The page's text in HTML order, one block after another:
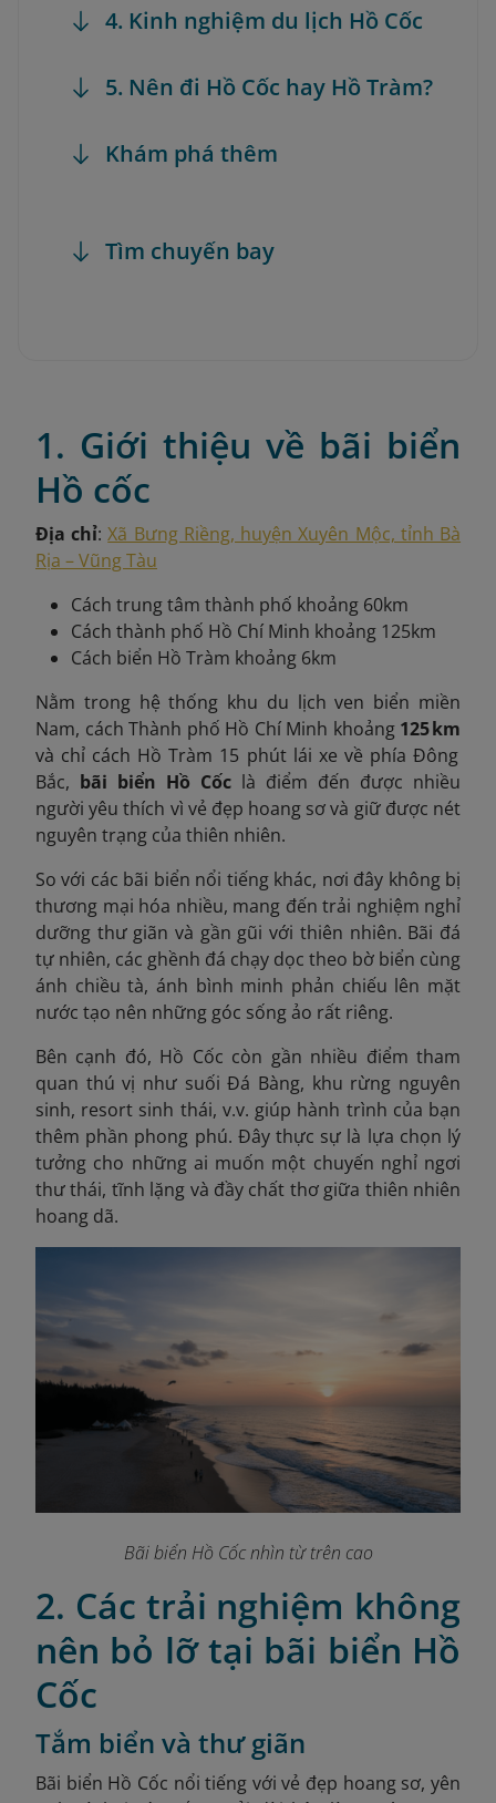
4. Kinh nghiệm du lịch Hồ Cốc
5. Nên đi Hồ Cốc hay Hồ Tràm?
Khám phá thêm
Tìm chuyến bay
1. Giới thiệu về bãi biển
Hồ cốc
Địa chỉ:Xã Bưng Riềng, huyện Xuyên Mộc, tỉnh Bà
Rịa – Vũng Tàu
Cách trung tâm thành phố khoảng 60km
Cách thành phố Hồ Chí Minh khoảng 125km
Cách biển Hồ Tràm khoảng 6km
Nằm trong hệ thống khu du lịch ven biển miền
Nam, cách Thành phố Hồ Chí Minh khoảng 125 km
và chỉ cách Hồ Tràm 15 phút lái xe về phía Đông
Bắc, bãi biển Hồ Cốc là điểm đến được nhiều
người yêu thích vì vẻ đẹp hoang sơ và giữ được nét
nguyên trạng của thiên nhiên.
So với các bãi biển nổi tiếng khác, nơi đây không bị
thương mại hóa nhiều, mang đến trải nghiệm nghỉ
dưỡng thư giãn và gần gũi với thiên nhiên. Bãi đá
tự nhiên, các ghềnh đá chạy dọc theo bờ biển cùng
ánh chiều tà, ánh bình minh phản chiếu lên mặt
nước tạo nên những góc sống ảo rất riêng.
Bên cạnh đó, Hồ Cốc còn gần nhiều điểm tham
quan thú vị như suối Đá Bàng, khu rừng nguyên
sinh, resort sinh thái, v.v. giúp hành trình của bạn
thêm phần phong phú. Đây thực sự là lựa chọn lý
tưởng cho những ai muốn một chuyến nghỉ ngơi
thư thái, tĩnh lặng và đầy chất thơ giữa thiên nhiên
hoang dã.
Bãi biển Hồ Cốc nhìn từ trên cao
2. Các trải nghiệm không
nên bỏ lỡ tại bãi biển Hồ
Cốc
Tắm biển và thư giãn
Bãi biển Hồ Cốc nổi tiếng với vẻ đẹp hoang sơ, yên